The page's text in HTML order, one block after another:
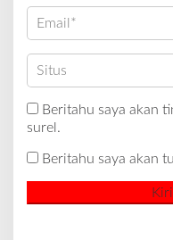
Beritahu saya akan
surel.
Beritahu saya akan